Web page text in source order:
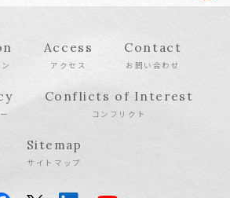
Access
アクセス
Contact
お問い合わせ
Conflicts of Interest
コンフリクト
Sitemap
サイトマップ